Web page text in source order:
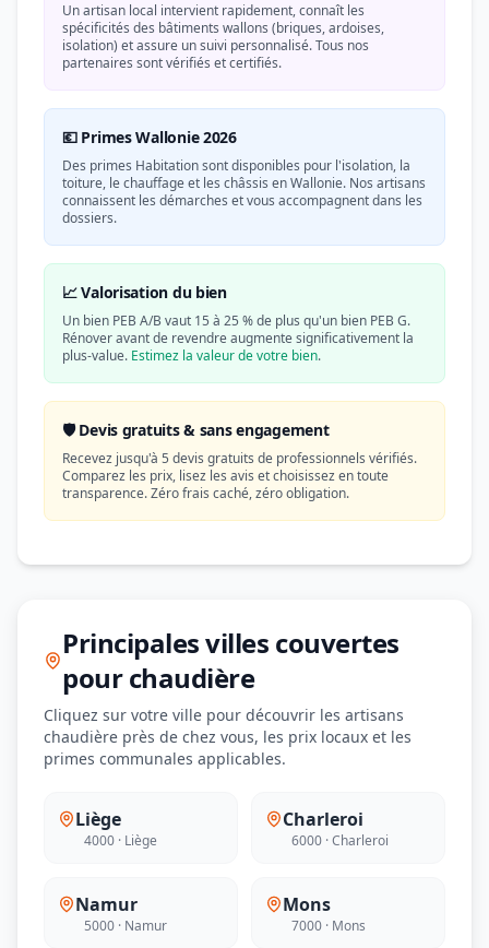
Un artisan local intervient rapidement, connaît les
spécificités des bâtiments wallons (briques, ardoises,
isolation) et assure un suivi personnalisé. Tous nos
partenaires sont vérifiés et certifiés.
💶 Primes Wallonie 2026
Des primes Habitation sont disponibles pour l'isolation, la
toiture, le chauffage et les châssis en Wallonie. Nos artisans
connaissent les démarches et vous accompagnent dans les
dossiers.
📈 Valorisation du bien
Un bien PEB A/B vaut 15 à 25 % de plus qu'un bien PEB G.
Rénover avant de revendre augmente significativement la
plus-value. Estimez la valeur de votre bien.
🛡️ Devis gratuits & sans engagement
Recevez jusqu'à 5 devis gratuits de professionnels vérifiés.
Comparez les prix, lisez les avis et choisissez en toute
transparence. Zéro frais caché, zéro obligation.
Principales villes couvertes
pour chaudière
Cliquez sur votre ville pour découvrir les artisans
chaudière près de chez vous, les prix locaux et les
primes communales applicables.
Liège
4000 · Liège
Charleroi
6000 · Charleroi
Namur
5000 · Namur
Mons
7000 · Mons